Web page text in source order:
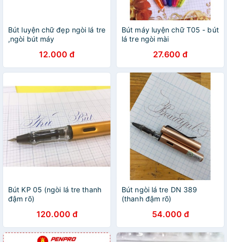
Bút luyện chữ đẹp ngòi lá tre
,ngòi bút máy
12.000 đ
Bút máy luyện chữ T05 - bút
lá tre ngòi mài
27.600 đ
Bút KP 05 (ngòi lá tre thanh
đậm rõ)
120.000 đ
Bút ngòi lá tre DN 389
(thanh đậm rõ)
54.000 đ